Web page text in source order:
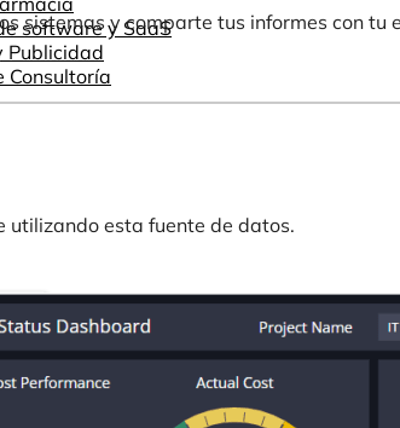
software y SaaS
Publicidad
Consultoría
sistemas y comparte tus informes con tu
utilizando esta fuente de datos.